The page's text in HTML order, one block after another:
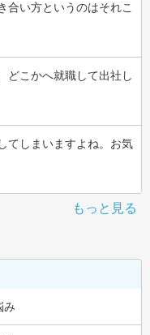
合い方というのはそれこ
どこかへ就職して出社し
てしまいますよね。お気
もっと見る
み